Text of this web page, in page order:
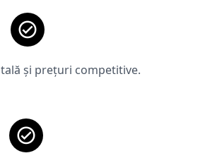
și prețuri competitive.